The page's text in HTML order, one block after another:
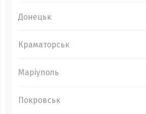
Донецьк
Краматорськ
Маріуполь
Покровськ